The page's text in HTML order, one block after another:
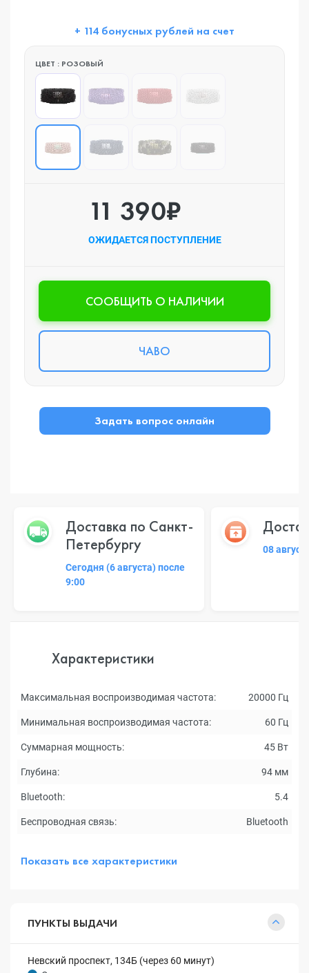
+ 114 бонусных рублей на счет
ЦВЕТ : РОЗОВЫЙ
11 390₽
ОЖИДАЕТСЯ ПОСТУПЛЕНИЕ
CООБЩИТЬ О НАЛИЧИИ
ЧАВО
Задать вопрос онлайн
Доставка по Санкт-
Петербургу
Сегодня (6 августа) после
9:00
08
Характеристики
Максимальная воспроизводимая частота: 20000 Гц
Минимальная воспроизводимая частота: 60 Гц
Суммарная мощность: 45 Вт
Глубина: 94 мм
Bluetooth: 5.4
Беспроводная связь: Bluetooth
Показать все характеристики
ПУНКТЫ ВЫДАЧИ
Невский проспект, 134Б (через 60 минут)